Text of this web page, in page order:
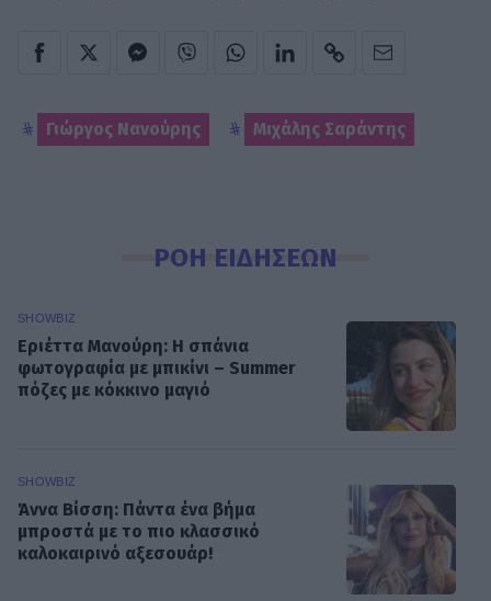
Γιώργος Νανούρης Μιχάλης Σαράντης
ΡΟΗ ΕΙΔΗΣΕΩΝ
SHOWBIZ
Εριέττα Μανούρη: Η σπάνια
φωτογραφία με μπικίνι – Summer
πόζες με κόκκινο μαγιό
SHOWBIZ
Άννα Βίσση: Πάντα ένα βήμα
μπροστά με το πιο κλασσικό
καλοκαιρινό αξεσουάρ!